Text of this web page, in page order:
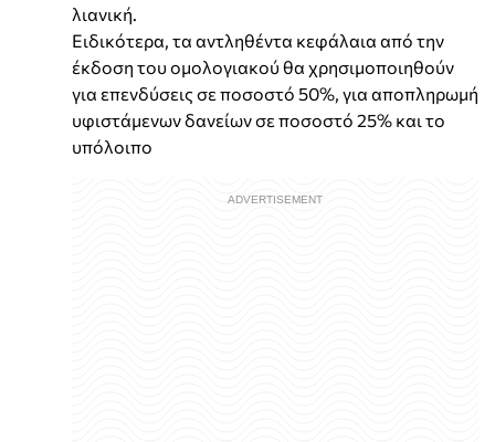
λιανική.
Ειδικότερα, τα αντληθέντα κεφάλαια από την
έκδοση του ομολογιακού θα χρησιμοποιηθούν
για επενδύσεις σε ποσοστό 50%, για αποπληρωμή
υφιστάμενων δανείων σε ποσοστό 25% και το
υπόλοιπο